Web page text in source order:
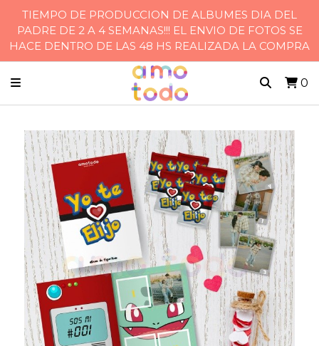
TIEMPO DE PRODUCCION DE ALBUMES DIA DEL
PADRE DE 2 A 4 SEMANAS!!! EL ENVIO DE FOTOS SE
HACE DENTRO DE LAS 48 HS REALIZADA LA COMPRA
0